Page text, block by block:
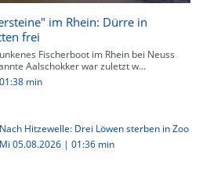
im Rhein: Dürre in
frei
Fischerboot im Rhein bei Neuss
Aalschokker war zuletzt w...
min
Nach Hitzewelle: Drei Löwen sterben in Zoo
Mi 05.08.2026 | 01:36 min